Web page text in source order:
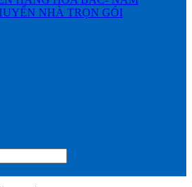
NHÀ TRỌN GÓI